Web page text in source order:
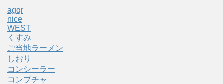
agqr
nice
WEST
くすみ
ご当地ラーメン
しおり
コンシーラー
コンブチャ